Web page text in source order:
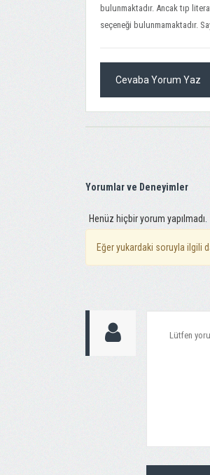
bulunmaktadır. Ancak tıp
seçeneği bulunmamaktadır.
Cevaba Yorum Yaz
Yorumlar ve Deneyimler
Henüz hiçbir yorum yapılmadı.
Eğer yukardaki soruyla ilgili